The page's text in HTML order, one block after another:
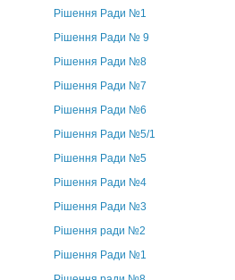
Рішення Ради №1
Рішення Ради № 9
Рішення Ради №8
Рішення Ради №7
Рішення Ради №6
Рішення Ради №5/1
Рішення Ради №5
Рішення Ради №4
Рішення Ради №3
Рішення ради №2
Рішення Ради №1